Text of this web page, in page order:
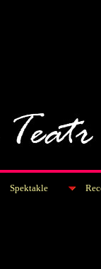
Spektakle